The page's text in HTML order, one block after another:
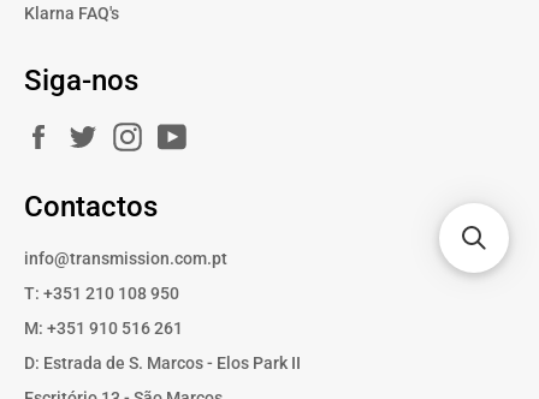
Klarna FAQ's
Siga-nos
FacebookTwitterInstagram
Contactos
info@transmission.com.pt
T: +351 210 108 950
M: +351 910 516 261
D: Estrada de S. Marcos - Elos Park II